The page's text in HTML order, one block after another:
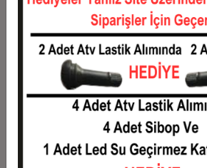
1.202,47 TL
10
1.100,41 TL
1.008,64 TL
12
939,74 TL
Taksit Tutarı